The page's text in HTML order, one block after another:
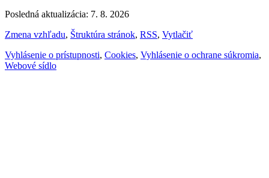
Posledná aktualizácia: 7. 8. 2026
Zmena vzhľadu, Štruktúra stránok, RSS, Vytlačiť
Vyhlásenie o prístupnosti, Cookies, Vyhlásenie o ochrane súkromia,
Webové sídlo